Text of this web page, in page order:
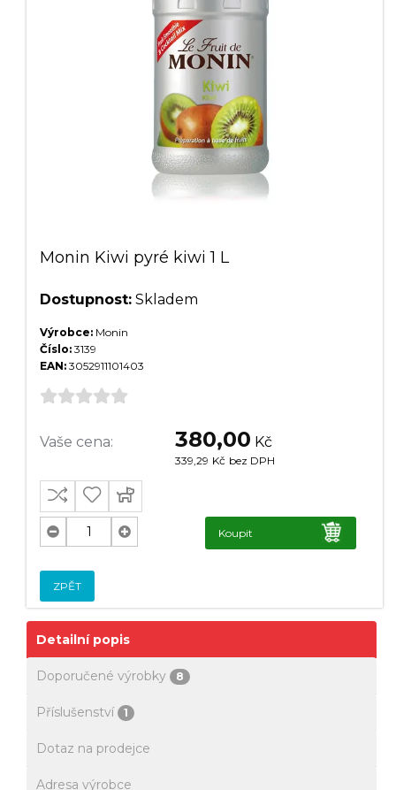
Monin Kiwi pyré kiwi 1 L
Dostupnost: Skladem
Výrobce: Monin
Číslo: 3139
EAN: 3052911101403
Vaše cena: 380,00 Kč
339,29 Kč bez DPH
Koupit
ZPĚT
Detailní popis
Doporučené výrobky 8
Příslušenství 1
Dotaz na prodejce
Adresa výrobce